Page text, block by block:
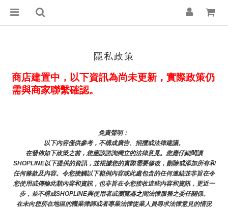
隱私政策
商店建置中，以下資訊為尚未更新，實際政策仍
需與商家聯繫確認。
免責聲明：
以下內容僅供參考，不構成廣告、招攬或法律建議。
在發佈如下政策之前，您應該諮詢獨立的法律意見。您應仔細閱讀
SHOPLINE以下提供的資訊，並根據您的實際需要修改，刪除或添加所有和
任何條款及內容。令您接觸以下範例內容或此處包含的任何連結並非旨在令
您使用或傳輸此類內容和資訊，也非旨在令您接收這些內容和資訊，更近一
步，並不構成SHOPLINE與使用者或瀏覽器之間法律服務之委任關係。
在未向您所在地區的職業律師或者專業法律從業人員尋求法律意見的情況